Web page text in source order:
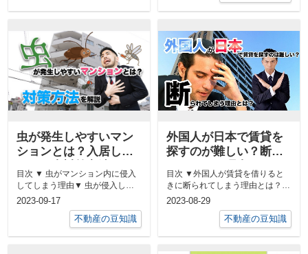
虫が発生しやすいマン
ションとは？入居して
説
目次 ▼ 虫がマンション内に侵入
してしまう理由▼ 虫が侵入しや
すいマンションとは？▼ 入居し
2023-09-17
不動産の豆知識
外国人が日本で賃貸を
探すのが難しい？断ら
本と外国の賃貸契約に
ついての違いとは
目次 ▼外国人が賃貸を借りると
きに断られてしまう理由とは？▼
外国人がお部屋を借りるための対
2023-08-29
不動産の豆知識